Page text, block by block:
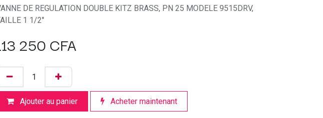
DE REGULATION DOUBLE KITZ BRASS, PN 25 MODELE 9515DRV,
1 1/2"
250 CFA
Ajouter au panier Acheter maintenant